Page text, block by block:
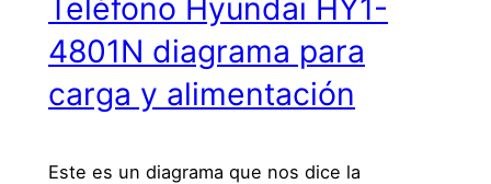
Teléfono Hyundai HY1-
4801N diagrama para
carga y alimentación
Este es un diagrama que nos dice la